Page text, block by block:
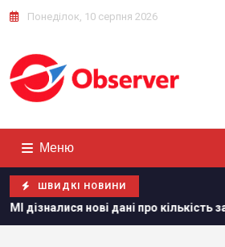
Понеділок, 10 серпня 2026
Меню
ШВИДКІ НОВИНИ
про кількість загиблих